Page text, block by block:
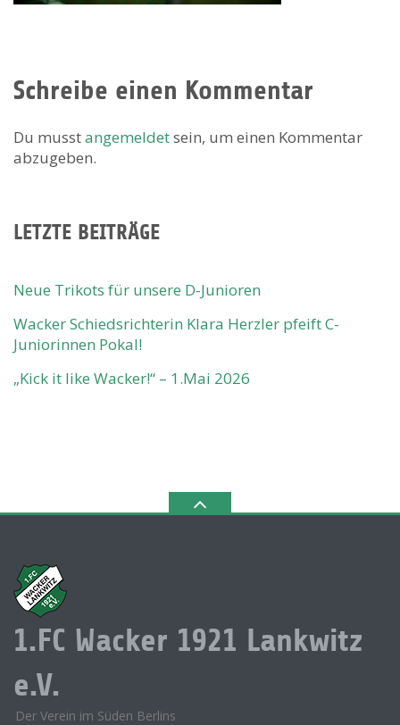
Schreibe einen Kommentar
Du musstangemeldetsein, um einen Kommentar
abzugeben.
LETZTE BEITRÄGE
Neue Trikots für unsere D-Junioren
Wacker Schiedsrichterin Klara Herzler pfeift C-
Juniorinnen Pokal!
„Kick it like Wacker!“ – 1.Mai 2026
1.FC Wacker 1921 Lankwitz
e.V.
Der Verein im Süden Berlins